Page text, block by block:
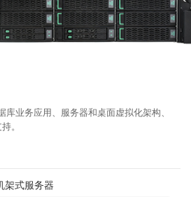
库业务应用、服务器和桌面虚拟化架构、
持。
架式服务器